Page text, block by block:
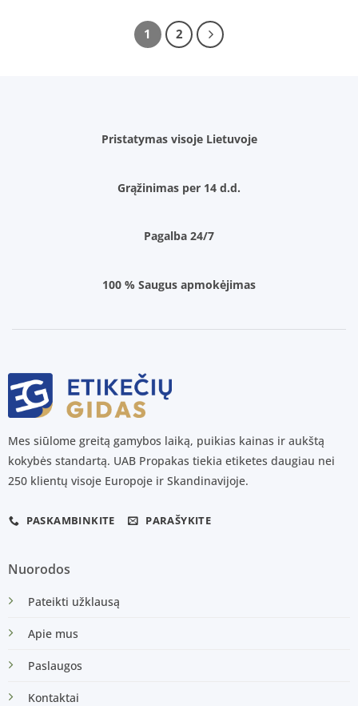
1 2
Pristatymas visoje Lietuvoje
Grąžinimas per 14 d.d.
Pagalba 24/7
100 % Saugus apmokėjimas
Mes siūlome greitą gamybos laiką, puikias kainas ir aukštą
kokybės standartą. UAB Propakas tiekia etiketes daugiau nei
250 klientų visoje Europoje ir Skandinavijoje.
PASKAMBINKITE PARAŠYKITE
Nuorodos
Pateikti užklausą
Apie mus
Paslaugos
Kontaktai